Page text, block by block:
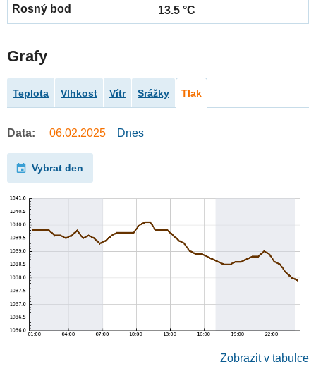
13.5 °C
Grafy
Teplota Vlhkost Vítr Srážky Tlak
Data: 06.02.2025 Dnes
Vybrat den
Zobrazit v tabulce